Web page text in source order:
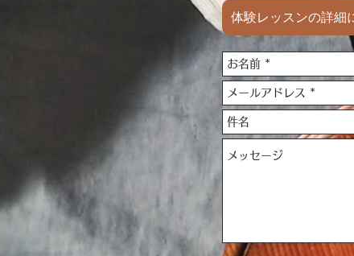
体験レッスンの詳細